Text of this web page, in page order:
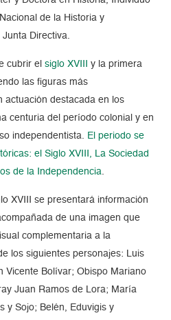
de la Historia y
Junta Directiva.
cubrir elsiglo XVIII
y la primera
las figuras más
actuación destacada en los
centuria del período colonial y en
independentista. El periodo se
el Siglo XVIII, La Sociedad
de la Independencia.
XVIII se presentará información
de una imagen que
complementaria a la
los siguientes personajes: Luis
Vicente Bolívar; Obispo Mariano
Juan Ramos de Lora; María
y Sojo; Belén, Eduvigis y